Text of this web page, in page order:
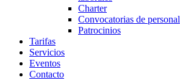
Charter
Convocatorias de personal
Patrocinios
Tarifas
Servicios
Eventos
Contacto